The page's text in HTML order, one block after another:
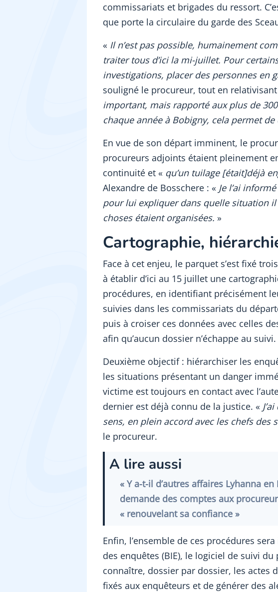
commissariats et brigades du ressort.
que porte la circulaire du garde des
« Il n’est pas possible, humainement
traiter tous d’ici la mi-juillet. Pour
investigations, placer des personnes en
souligné le procureur, tout en relativisant
important, mais rapporté aux plus de
chaque année à Bobigny, cela permet
En vue de son départ imminent, le
procureurs adjoints étaient pleinement
continuité et « qu’un tuilage [était]déjà
Alexandre de Bosschere : « Je l’ai
pour lui expliquer dans quelle situation
choses étaient organisées. »
Cartographie,
Face à cet enjeu, le parquet s’est fixé
à établir d’ici au 15 juillet une
procédures, en identifiant précisément
suivies dans les commissariats du
puis à croiser ces données avec celles
afin qu’aucun dossier n’échappe au suivi.
Deuxième objectif : hiérarchiser les
les situations présentant un danger
victime est toujours en contact avec
dernier est déjà connu de la justice. «
sens, en plein accord avec les chefs des
le procureur.
A lire aussi
« Y a-t-il d’autres affaires Lyhanna
demande des comptes aux
« renouvelant sa confiance »
Enfin, l’ensemble de ces procédures
des enquêtes (BIE), le logiciel de suivi
connaître, dossier par dossier, les actes
fixés aux enquêteurs et de générer des